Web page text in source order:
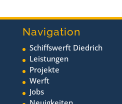
Navigation
Schiffswerft Diedrich
Leistungen
Projekte
Werft
Jobs